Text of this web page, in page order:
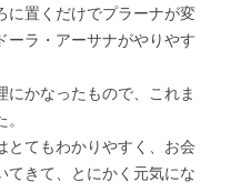
に置くだけでプラーナが変
ーラ・アーサナがやりやす
にかなったもので、これま
とてもわかりやすく、お会
てきて、とにかく元気にな